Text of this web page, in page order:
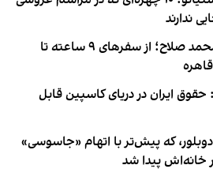
ندارند
روایت فداکاری‌های محمد صلاح؛ از سفرهای ۹ ساعته تا
ایران در دریای کاسپین قابل
که پیش‌تر با اتهام «جاسوسی»
خانه‌اش پیدا شد